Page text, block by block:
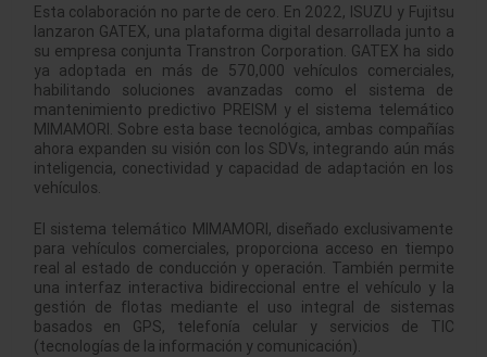
Esta colaboración no parte de cero. En 2022, ISUZU y Fujitsu
lanzaron GATEX, una plataforma digital desarrollada junto a
su empresa conjunta Transtron Corporation. GATEX ha sido
ya adoptada en más de 570,000 vehículos comerciales,
habilitando soluciones avanzadas como el sistema de
mantenimiento predictivo PREISM y el sistema telemático
MIMAMORI. Sobre esta base tecnológica, ambas compañías
ahora expanden su visión con los SDVs, integrando aún más
inteligencia, conectividad y capacidad de adaptación en los
vehículos.
El sistema telemático MIMAMORI, diseñado exclusivamente
para vehículos comerciales, proporciona acceso en tiempo
real al estado de conducción y operación. También permite
una interfaz interactiva bidireccional entre el vehículo y la
gestión de flotas mediante el uso integral de sistemas
basados en GPS, telefonía celular y servicios de TIC
(tecnologías de la información y comunicación).